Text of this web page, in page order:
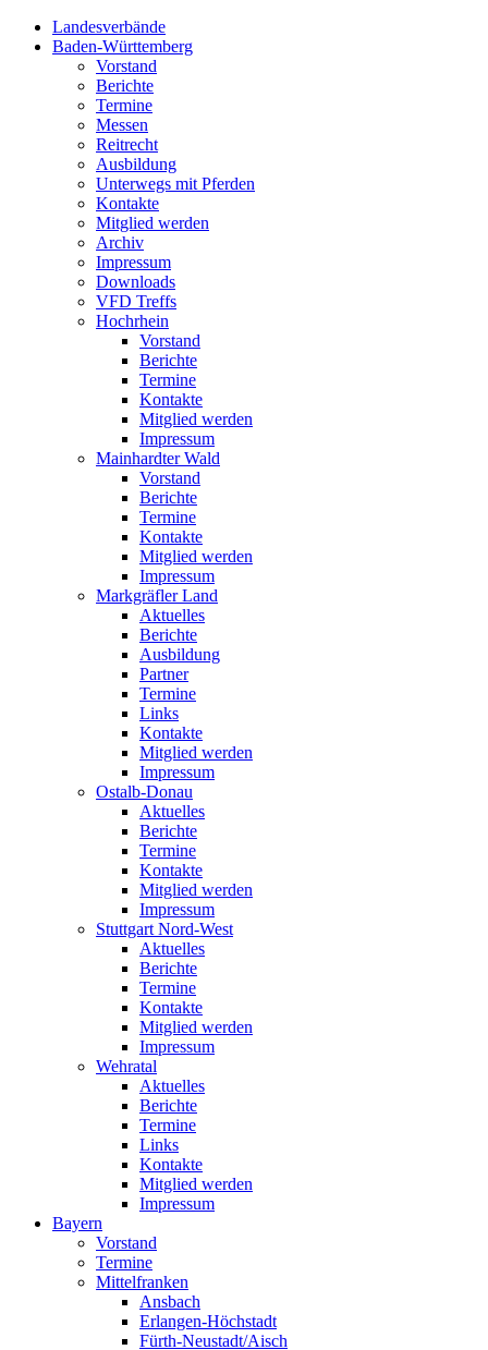
Landesverbände
Baden-Württemberg
Vorstand
Berichte
Termine
Messen
Reitrecht
Ausbildung
Unterwegs mit Pferden
Kontakte
Mitglied werden
Archiv
Impressum
Downloads
VFD Treffs
Hochrhein
Vorstand
Berichte
Termine
Kontakte
Mitglied werden
Impressum
Mainhardter Wald
Vorstand
Berichte
Termine
Kontakte
Mitglied werden
Impressum
Markgräfler Land
Aktuelles
Berichte
Ausbildung
Partner
Termine
Links
Kontakte
Mitglied werden
Impressum
Ostalb-Donau
Aktuelles
Berichte
Termine
Kontakte
Mitglied werden
Impressum
Stuttgart Nord-West
Aktuelles
Berichte
Termine
Kontakte
Mitglied werden
Impressum
Wehratal
Aktuelles
Berichte
Termine
Links
Kontakte
Mitglied werden
Impressum
Bayern
Vorstand
Termine
Mittelfranken
Ansbach
Erlangen-Höchstadt
Fürth-Neustadt/Aisch